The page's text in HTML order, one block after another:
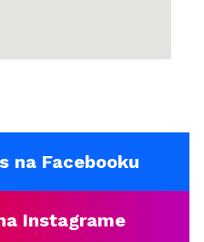
na Facebooku
Instagrame